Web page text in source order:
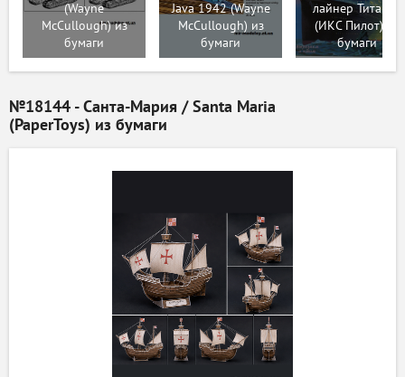
(Wayne
McCullough) из
бумаги
Java 1942 (Wayne
McCullough) из
бумаги
лайнер Титаник
(ИКС Пилот) из
бумаги
№18144 - Санта-Мария / Santa Maria
(PaperToys) из бумаги